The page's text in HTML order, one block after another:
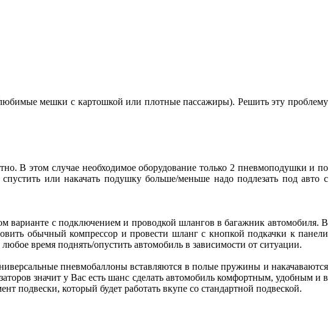
мешки с картошкой или плотные пассажиры). Решить эту проблему
В этом случае необходимое оборудование только 2 пневмоподушки и по
или накачать подушку больше/меньше надо подлезать под авто с
варианте с подключением и проводкой шлангов в багажник автомобиля. В
обычный компрессор и провести шланг с кнопкой подкачки к панели
время поднять/опустить автомобиль в зависимости от ситуации.
пневмобаллоны вставляются в полые пружины и накачаваются
значит у Вас есть шанс сделать автомобиль комфортным, удобным и в
подвески, который будет работать вкупе со стандартной подвеской.